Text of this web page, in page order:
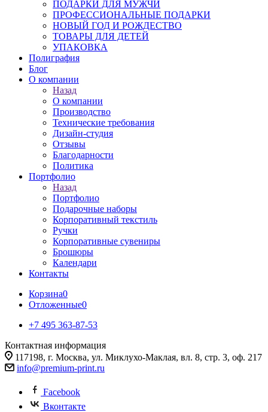
ПОДАРКИ ДЛЯ МУЖЧИ
ПРОФЕССИОНАЛЬНЫЕ ПОДАРКИ
НОВЫЙ ГОД И РОЖДЕСТВО
ТОВАРЫ ДЛЯ ДЕТЕЙ
УПАКОВКА
Полиграфия
Блог
О компании
Назад
О компании
Производство
Технические требования
Дизайн-студия
Отзывы
Благодарности
Политика
Портфолио
Назад
Портфолио
Подарочные наборы
Корпоративный текстиль
Ручки
Корпоративные сувениры
Брошюры
Календари
Контакты
Корзина0
Отложенные0
+7 495 363-87-53
Контактная информация
117198, г. Москва, ул. Миклухо-Маклая, вл. 8, стр. 3, оф. 217
info@premium-print.ru
Facebook
Вконтакте